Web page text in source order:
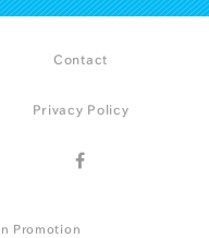
Contact
Privacy Policy
Promotion